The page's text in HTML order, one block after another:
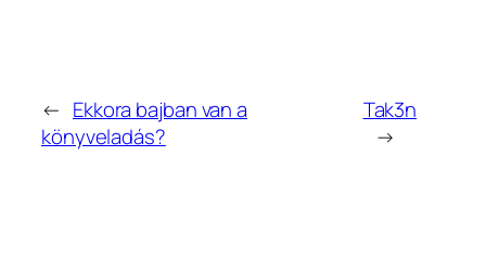
← Ekkora bajban van a
könyveladás?
Tak3n
→